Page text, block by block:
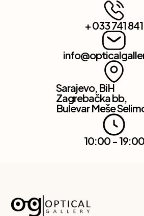
+ 033 741 841
Sarajevo, BiH
Zagrebačka bb,
Bulevar Meše
10:00 - 19:00